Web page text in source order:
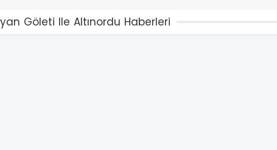
Göleti Ile Altınordu Haberleri